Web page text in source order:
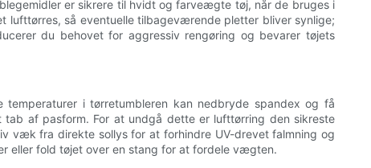
er sikrere til hvidt og farveægte tøj, når de bruges i
lufttørres, så eventuelle tilbageværende pletter bliver synlige;
du behovet for aggressiv rengøring og bevarer tøjets
i tørretumbleren kan nedbryde spandex og få
af pasform. For at undgå dette er lufttørring den sikreste
fra direkte sollys for at forhindre UV-drevet falmning og
eller fold tøjet over en stang for at fordele vægten.